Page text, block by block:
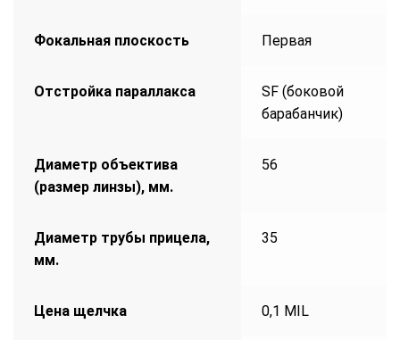
Фокальная плоскость Первая
Отстройка параллакса
SF (боковой
барабанчик)
Диаметр объектива
(размер линзы), мм.
56
Диаметр трубы прицела,
мм.
35
Цена щелчка 0,1 MIL